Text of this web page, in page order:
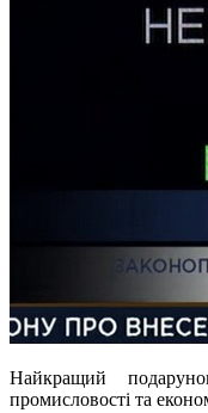
Найкращий
промисловості та